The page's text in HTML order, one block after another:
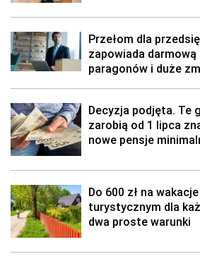
Przełom dla
zapowiada darmową
paragonów i duże
Decyzja podjęta. Te
zarobią od 1 lipca
nowe pensje
Do 600 zł na
turystycznym dla
dwa proste warunki